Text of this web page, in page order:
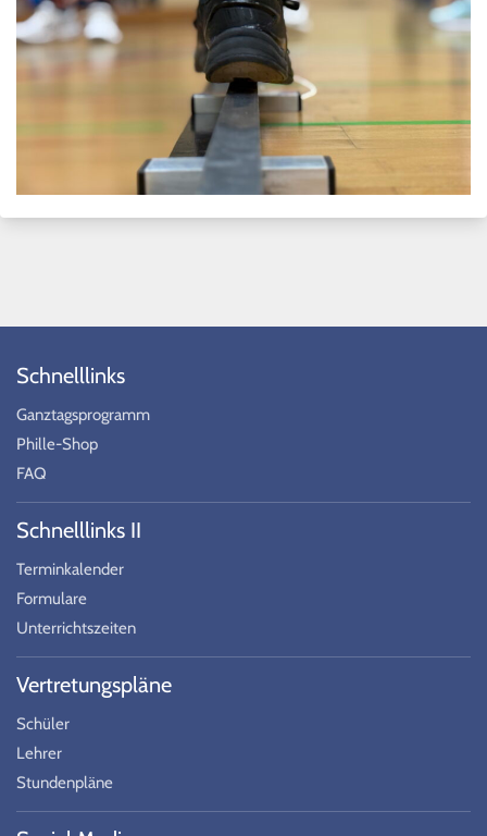
Schnelllinks
Ganztagsprogramm
Phille-Shop
FAQ
Schnelllinks II
Terminkalender
Formulare
Unterrichtszeiten
Vertretungspläne
Schüler
Lehrer
Stundenpläne